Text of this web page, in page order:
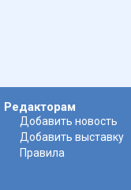
Редакторам
Добавить новость
Добавить выставку
Правила